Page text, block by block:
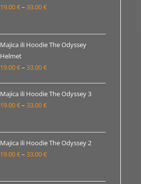
do
19.00€– 33.00€Raspon
od
19.00 €
33.00 €
Majica ili Hoodie The Odyssey
Helmet
19.00€– 33.00€Raspon
od
19.00 €
Majica ili Hoodie The Odyssey 3
19.00€– 33.00€Raspon
od
19.00 €
do
Majica ili Hoodie The Odyssey 2
19.00€– 33.00€Raspon
od